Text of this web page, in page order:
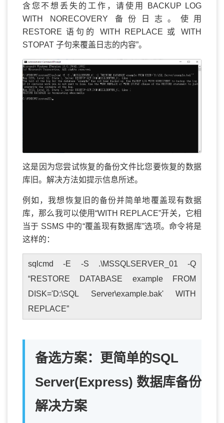
含您不想丢失的工作，请使用 BACKUP LOG
WITH NORECOVERY 备份日志。使用
RESTORE 语句的 WITH REPLACE 或 WITH
STOPAT 子句来覆盖日志的内容”。
这是因为您尝试恢复的备份文件比您要恢复的数据
库旧。解决方法如提示信息所述。
例如，我想恢复旧的备份并简单地覆盖现有数据
库，那么我可以使用“WITH REPLACE”开关，它相
当于 SSMS 中的“覆盖现有数据库”选项。命令将是
这样的：
sqlcmd -E -S .\MSSQLSERVER_01 -Q
“RESTORE DATABASE example FROM
DISK='D:\SQL Server\example.bak' WITH
REPLACE”
备选方案：更简单的SQL
Server(Express) 数据库备份
解决方案